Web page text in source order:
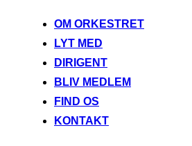
OM ORKESTRET
LYT MED
DIRIGENT
BLIV MEDLEM
FIND OS
KONTAKT